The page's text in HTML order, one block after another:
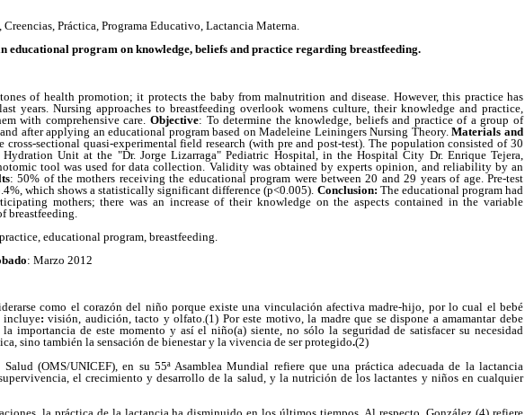
Creencias, Práctica, Programa Educativo, Lactancia Materna.
educational program on knowledge, beliefs and practice regarding breastfeeding.
of health promotion; it protects the baby from malnutrition and disease. However, this practice has
years. Nursing approaches to breastfeeding overlook womens culture, their knowledge and practice,
with comprehensive care. Objective: To determine the knowledge, beliefs and practice of a group of
after applying an educational program based on Madeleine Leiningers Nursing Theory.Materials and
cross-sectional quasi-experimental field research (with pre and post-test). The population consisted of 30
Hydration Unit at the "Dr. Jorge Lizarraga" Pediatric Hospital, in the Hospital City Dr. Enrique Tejera,
tool was used for data collection. Validity was obtained by experts opinion, and reliability by an
: 50% of the mothers receiving the educational program were between 20 and 29 years of age. Pre-test
which shows a statistically significant difference (p<0.005). Conclusion: The educational program had
mothers; there was an increase of their knowledge on the aspects contained in the variable
breastfeeding.
educational program, breastfeeding.
: Marzo 2012
como el corazón del niño porque existe una vinculación afectiva madre-hijo, por lo cual el bebé
incluye:visión, audición, tacto y olfato.(1) Por este motivo, la madre que se dispone a amamantar debe
importancia de este momento y así el niño(a) siente, no sólo la seguridad de satisfacer su necesidad
sino también la sensación de bienestar y la vivencia de ser protegido.(2)
(OMS/UNICEF), en su 55ª Asamblea Mundial refiere que una práctica adecuada de la lactancia
el crecimiento y desarrollo de la salud, y la nutrición de los lactantes y niños en cualquier